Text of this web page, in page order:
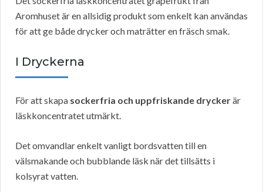
Aromhuset är en allsidig produkt som enkelt kan användas
för att ge både drycker och maträtter en fräsch smak.
I Dryckerna
För att skapa sockerfria och uppfriskande dryckerär
läskkoncentratet utmärkt.
Det omvandlar enkelt vanligt bordsvatten till en
välsmakande och bubblande läsk när det tillsätts i
kolsyrat vatten.